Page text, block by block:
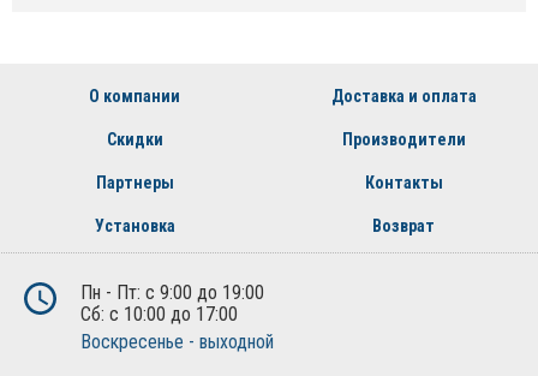
О компании Доставка и оплата
Скидки Производители
Партнеры Контакты
Установка Возврат
Пн - Пт: с 9:00 до 19:00
Сб: с 10:00 до 17:00
Воскресенье - выходной